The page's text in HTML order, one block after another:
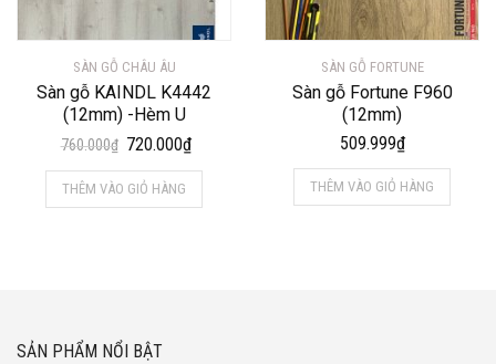
SÀN GỖ CHÂU ÂU
Sàn gỗ KAINDL K4442
(12mm) -Hèm U
760.000₫ Giá
gốc
là:
720.000₫Giá
hiện
THÊM VÀO GIỎ HÀNG
SÀN GỖ FORTUNE
Sàn gỗ Fortune F960
(12mm)
509.999₫
THÊM VÀO GIỎ HÀNG
SẢN PHẨM NỔI BẬT